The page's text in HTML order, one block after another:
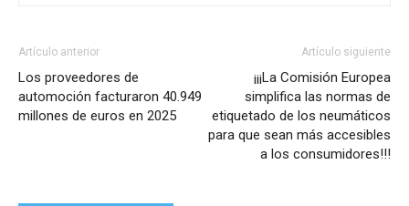
Artículo anterior
Los proveedores de
automoción facturaron 40.949
millones de euros en 2025
Artículo siguiente
¡¡¡La Comisión Europea
simplifica las normas de
etiquetado de los neumáticos
para que sean más accesibles
a los consumidores!!!